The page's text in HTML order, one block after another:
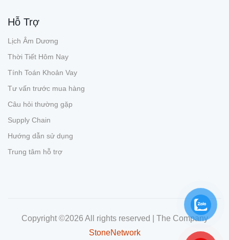
Hỗ Trợ
Lịch Âm Dương
Thời Tiết Hôm Nay
Tính Toán Khoản Vay
Tư vấn trước mua hàng
Câu hỏi thường gặp
Supply Chain
Hướng dẫn sử dụng
Trung tâm hỗ trợ
Copyright ©2026 All rights reserved | The Company
StoneNetwork